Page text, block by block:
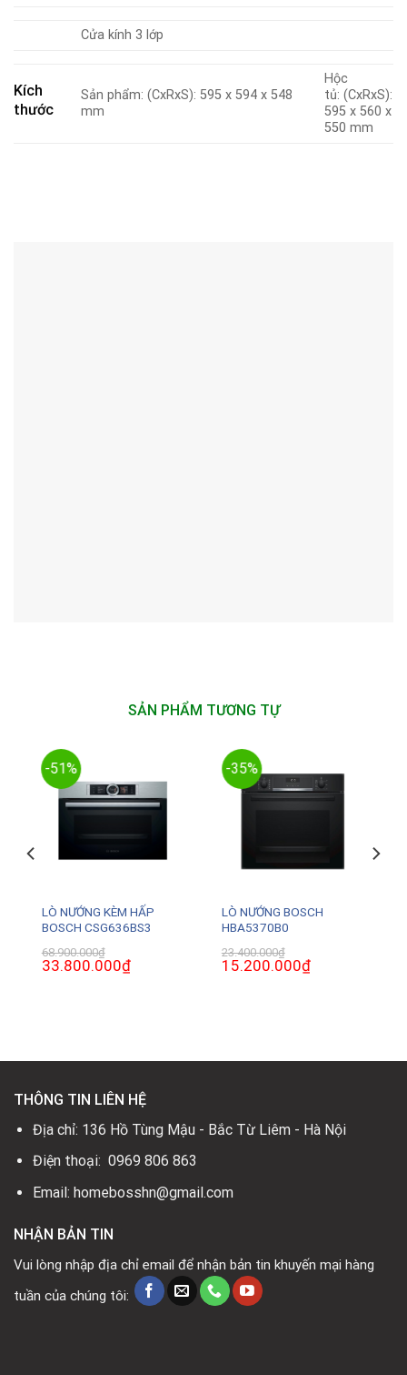
Cửa kính 3 lớp
Kích
thước
Sản phẩm: (CxRxS): 595 x 594 x 548
mm
Hộc
tủ: (CxRxS):
595 x 560 x
550 mm
SẢN PHẨM TƯƠNG TỰ
-51%
LÒ NƯỚNG KÈM HẤP
BOSCH CSG636BS3
68.900.000₫
Giá
gốc
33.800.000₫Giá
hiện
-35%
LÒ NƯỚNG BOSCH
HBA5370B0
23.400.000₫
Giá
gốc
15.200.000₫Giá
hiện
THÔNG TIN LIÊN HỆ
Địa chỉ: 136 Hồ Tùng Mậu - Bắc Từ Liêm - Hà Nội
Điện thoại: 0969 806 863
Email: homebosshn@gmail.com
NHẬN BẢN TIN
Vui lòng nhập địa chỉ email để nhận bản tin khuyến mại hàng
tuần của chúng tôi: